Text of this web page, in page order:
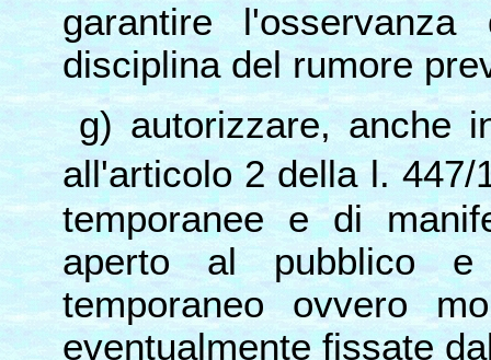
garantire
disciplina del rumore
g) autorizzare, anche
all'articolo 2 della l.
temporanee e di
aperto al pubblico
temporaneo ovvero
eventualmente fissate